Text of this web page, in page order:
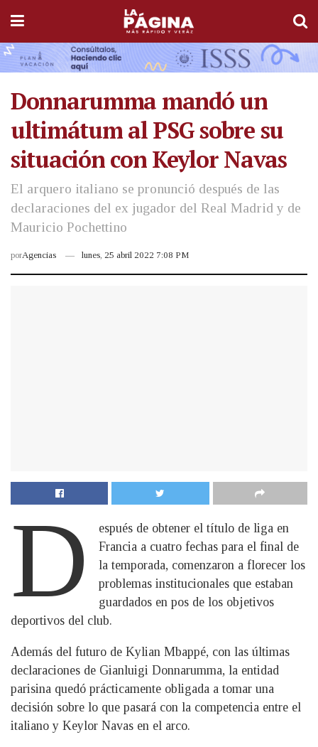
Donnarumma mandó un
ultimátum al PSG sobre su
situación con Keylor Navas
El arquero italiano se pronunció después de las
declaraciones del ex jugador del Real Madrid y de
Mauricio Pochettino
porAgencias lunes, 25 abril 2022 7:08 PM
D
espués de obtener el título de liga en
Francia a cuatro fechas para el final de
la temporada, comenzaron a florecer los
problemas institucionales que estaban
guardados en pos de los objetivos
deportivos del club.
Además del futuro de Kylian Mbappé, con las últimas
declaraciones de Gianluigi Donnarumma, la entidad
parisina quedó prácticamente obligada a tomar una
decisión sobre lo que pasará con la competencia entre el
italiano y Keylor Navas en el arco.